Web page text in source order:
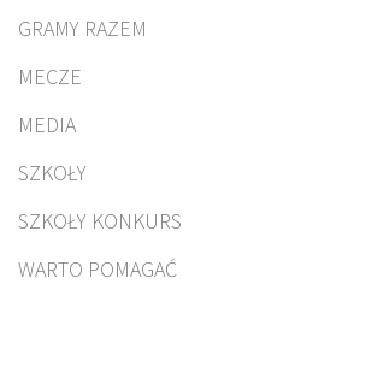
GRAMY RAZEM
MECZE
MEDIA
SZKOŁY
SZKOŁY KONKURS
WARTO POMAGAĆ